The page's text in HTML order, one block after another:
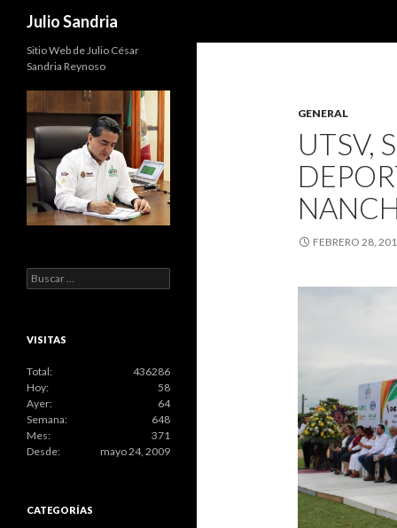
Julio Sandria
GENERAL
UTSV,
FEBRERO 28,
Sitio Web de Julio César
Sandria Reynoso
Buscar:
VISITAS
436286
Total:
58
Hoy:
64
Ayer:
648
Semana:
371
Mes:
mayo 24, 2009
Desde:
CATEGORÍAS